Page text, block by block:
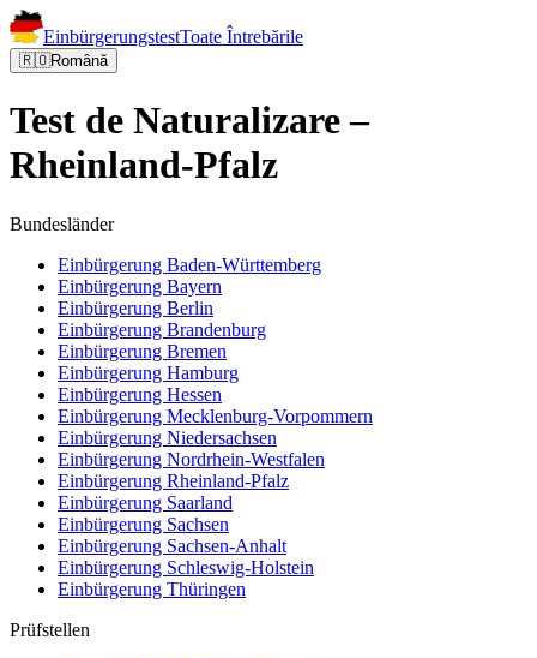
EinbürgerungstestToate Întrebările
🇷🇴Română
Test de Naturalizare –
Rheinland-Pfalz
Bundesländer
Einbürgerung Baden-Württemberg
Einbürgerung Bayern
Einbürgerung Berlin
Einbürgerung Brandenburg
Einbürgerung Bremen
Einbürgerung Hamburg
Einbürgerung Hessen
Einbürgerung Mecklenburg-Vorpommern
Einbürgerung Niedersachsen
Einbürgerung Nordrhein-Westfalen
Einbürgerung Rheinland-Pfalz
Einbürgerung Saarland
Einbürgerung Sachsen
Einbürgerung Sachsen-Anhalt
Einbürgerung Schleswig-Holstein
Einbürgerung Thüringen
Prüfstellen